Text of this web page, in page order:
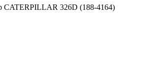
CATERPILLAR 326D (188-4164)